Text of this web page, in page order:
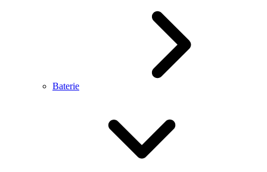
Baterie